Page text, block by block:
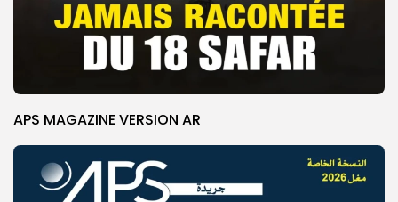
APS MAGAZINE VERSION AR